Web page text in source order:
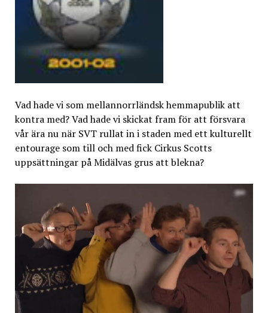
Vad hade vi som mellannorrländsk hemmapublik att
kontra med? Vad hade vi skickat fram för att försvara
vår ära nu när SVT rullat in i staden med ett kulturellt
entourage som till och med fick Cirkus Scotts
uppsättningar på Midälvas grus att blekna?